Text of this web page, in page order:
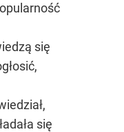
się
się